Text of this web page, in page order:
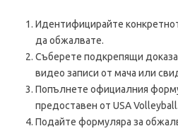
Идентифицирайте
да обжалвате.
Съберете подкрепящи
видео записи от мача или
Попълнете официалния
предоставен от USA Volleyball.
Подайте формуляра за